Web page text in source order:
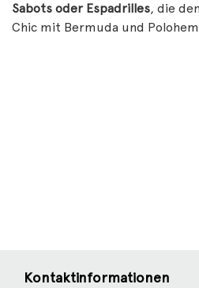
Sabots oder Espadrilles, die
Chic mit Bermuda und
Kontaktinformationen